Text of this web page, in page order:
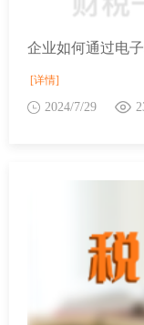
企业如何通过电
[详情]
2024/7/29